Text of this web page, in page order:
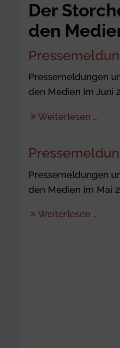
Der
den
Pressemeldungen
den Medien im Juni
Weiterlesen …
Pressemeldungen
den Medien im Mai
Weiterlesen …